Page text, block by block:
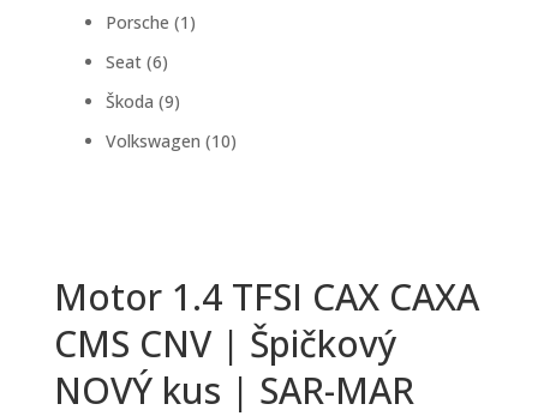
Produkte
Porsche 1 1
Seat 66
Produkte
Škoda 99
Produkte
Volkswagen 1010
Motor 1.4 TFSI CAX CAXA
CMS CNV | Špičkový
NOVÝ kus | SAR-MAR